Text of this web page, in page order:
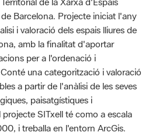
Barcelona. Projecte iniciat l'any
i valoració dels espais lliures de
amb la finalitat d'aportar
per a l'ordenació i
una categorització i valoració
a partir de l'anàlisi de les seves
paisatgístiques i
SITxell té como a escala
i treballa en l'entorn ArcGis.